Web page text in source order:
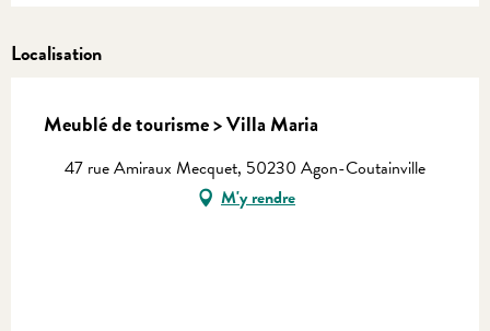
Localisation
Meublé de tourisme > Villa Maria
47 rue Amiraux Mecquet, 50230 Agon-Coutainville
M'y rendre